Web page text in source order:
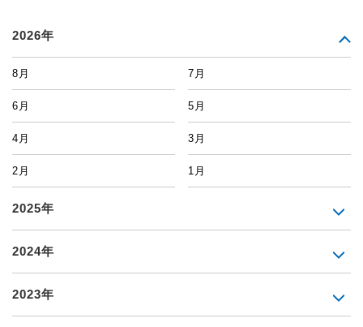
2026年
8月 7月
6月 5月
4月 3月
2月 1月
2025年
2024年
2023年